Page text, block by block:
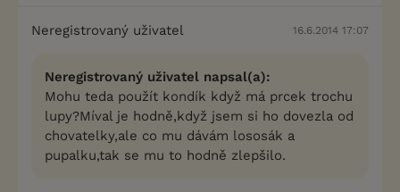
Neregistrovaný uživatel 16.6.2014 17:07
Neregistrovaný uživatel napsal(a):
Mohu teda použít kondík když má prcek trochu
lupy?Míval je hodně,když jsem si ho dovezla od
chovatelky,ale co mu dávám lososák a
pupalku,tak se mu to hodně zlepšilo.